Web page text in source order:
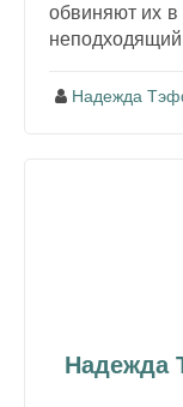
обвиняют их
Надежда
Надежда